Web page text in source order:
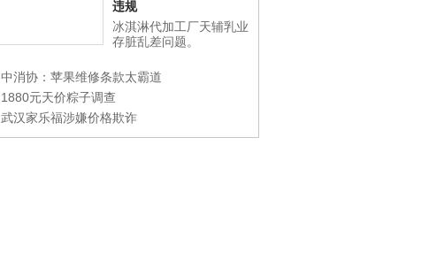
违规
冰淇淋代加工厂天辅乳业
存脏乱差问题。
中消协：苹果维修条款太霸道
1880元天价粽子调查
武汉家乐福涉嫌价格欺诈